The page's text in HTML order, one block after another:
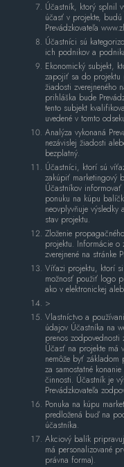
Účastník, ktorý splnil
účasť v projekte, budú
Prevádzkovateľa
Účastníci sú
ich podnikov a
Ekonomický subjekt,
zapojiť sa do projektu
žiadosti zverejneného
prihláška bude
tento subjekt
uvedené v tomto
Analýza vykonaná
nezávislej žiadosti
bezplatný.
Účastníci, ktorí sú
zakúpiť marketingový
Účastníkov
ponuku na kúpu
neovplyvňuje výsledky
stav projektu.
Zloženie
projektu. Informácie
zverejnené na stránke
Víťazi projektu, ktorí
možnosť použiť logo
ako v elektronickej
>
Vlastníctvo a
údajov Účastníka na
prenos zodpovednosti
Účasť na projekte má
nemôže byť základom
za samostatné
činnosti. Účastník je
Prevádzkovateľa
Ponuka na kúpu
predložená buď na
účastníka.
Akciový balík
má personalizované
právna forma).